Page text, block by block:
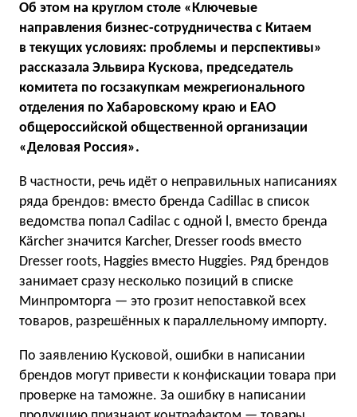
Об этом на круглом столе «Ключевые
направления бизнес-сотрудничества с Китаем
в текущих условиях: проблемы и перспективы»
рассказала Эльвира Кускова, председатель
комитета по госзакупкам межрегионального
отделения по Хабаровскому краю и ЕАО
общероссийской общественной организации
«Деловая Россия».
В частности, речь идёт о неправильных написаниях
ряда брендов: вместо бренда Cadillac в список
ведомства попал Cadilac с одной l, вместо бренда
Kärcher значится Karcher, Dresser roods вместо
Dresser roots, Haggies вместо Huggies. Ряд брендов
занимает сразу несколько позиций в списке
Минпромторга — это грозит непоставкой всех
товаров, разрешённых к параллельному импорту.
По заявлению Кусковой, ошибки в написании
брендов могут привести к конфискации товара при
проверке на таможне. За ошибку в написании